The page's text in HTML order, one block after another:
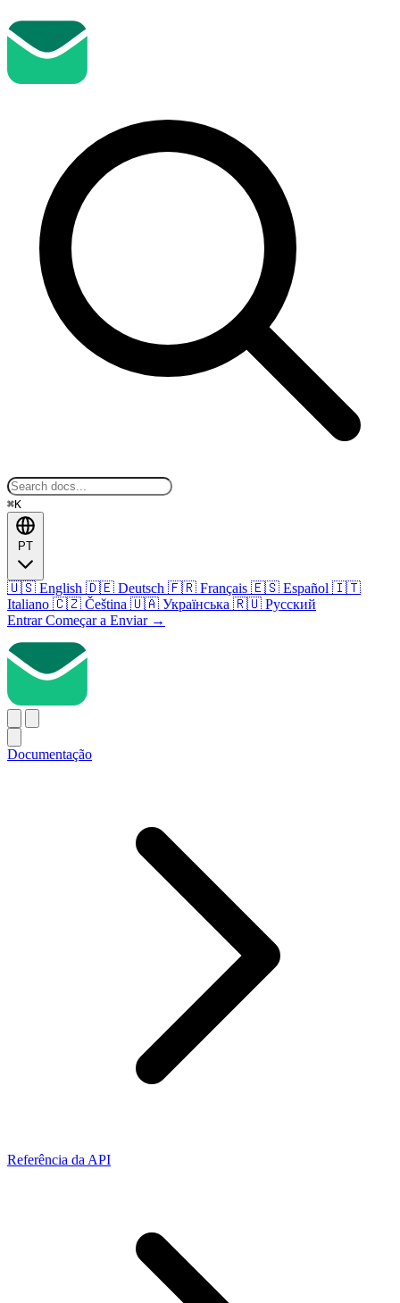
⌘K
PT
🇺🇸 English 🇩🇪 Deutsch 🇫🇷 Français 🇪🇸 Español 🇮🇹
Italiano 🇨🇿 Čeština 🇺🇦 Українська 🇷🇺 Русский
EntrarComeçar a Enviar →
Documentação
Referência da API